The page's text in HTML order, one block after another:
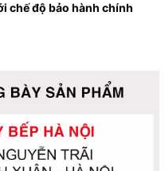
chế độ bảo hành chính